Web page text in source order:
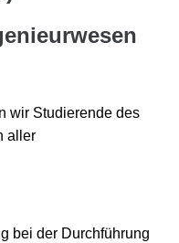
wir Studierende des
aller
bei der Durchführung